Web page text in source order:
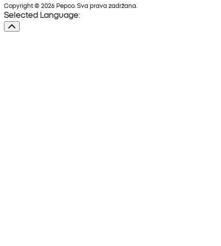
Copyright © 2026 Pepco. Sva prava zadržana.
Selected Language: